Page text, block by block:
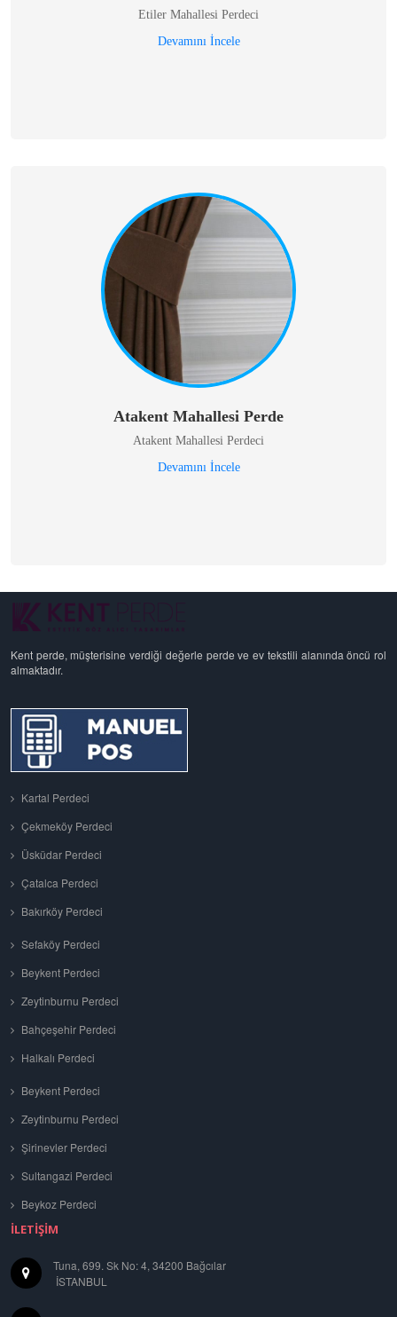
Etiler Mahallesi Perdeci
Devamını İncele
Atakent Mahallesi Perde
Atakent Mahallesi Perdeci
Devamını İncele
Kent perde, müşterisine verdiği değerle perde ve ev tekstili alanında öncü rol
almaktadır.
Kartal Perdeci
Çekmeköy Perdeci
Üsküdar Perdeci
Çatalca Perdeci
Bakırköy Perdeci
Sefaköy Perdeci
Beykent Perdeci
Zeytinburnu Perdeci
Bahçeşehir Perdeci
Halkalı Perdeci
Beykent Perdeci
Zeytinburnu Perdeci
Şirinevler Perdeci
Sultangazi Perdeci
Beykoz Perdeci
İLETIŞIM
Tuna, 699. Sk No: 4, 34200 Bağcılar
İSTANBUL